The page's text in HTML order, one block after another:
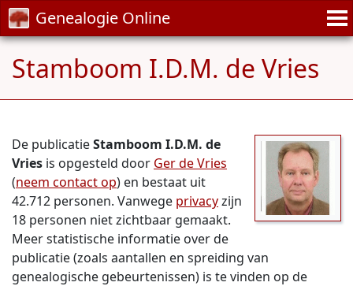
Genealogie Online
Stamboom I.D.M. de Vries
De publicatieStamboom I.D.M. de
Vries is opgesteld door Ger de Vries
(neem contact op) en bestaat uit
42.712 personen. Vanwege privacyzijn
18 personen niet zichtbaar gemaakt.
Meer statistische informatie over de
publicatie (zoals aantallen en spreiding van
genealogische gebeurtenissen) is te vinden op de